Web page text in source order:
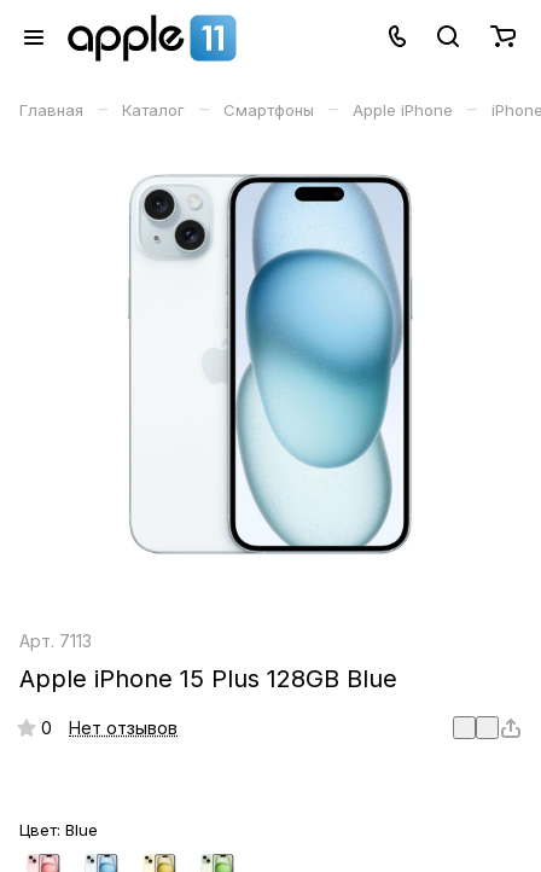
Главная – Каталог – Смартфоны – Apple iPhone –
Арт. 7113
Apple iPhone 15 Plus 128GB Blue
0 Нет отзывов
Цвет: Blue